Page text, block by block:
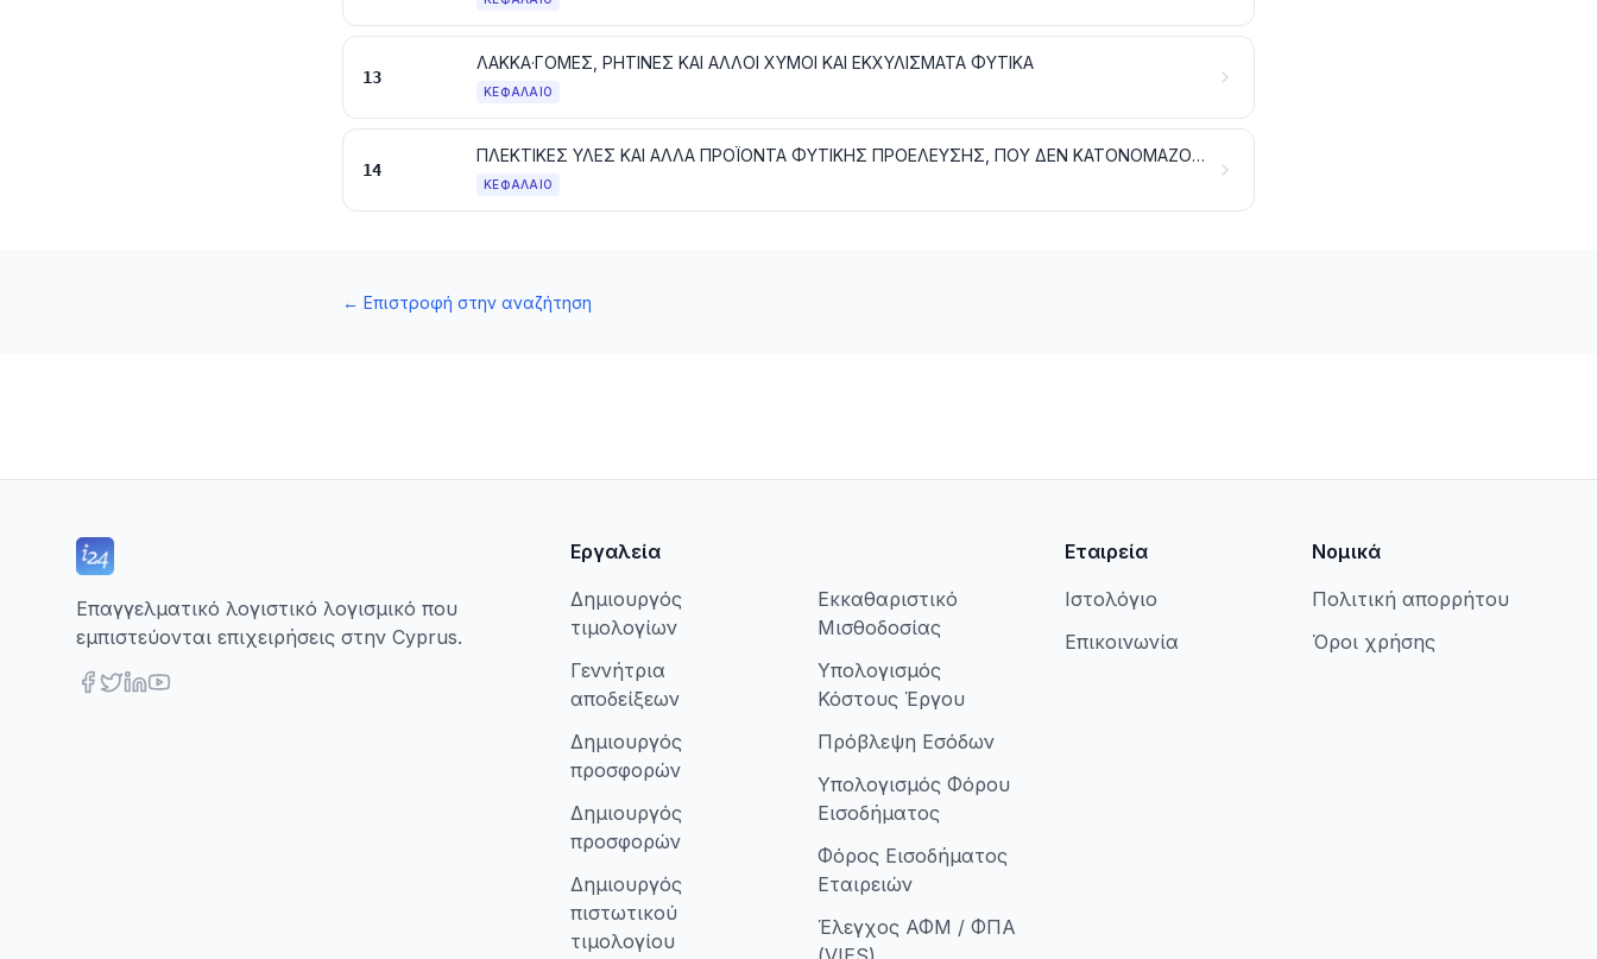
13
ΛΑΚΚΑ·ΓΟΜΕΣ, ΡΗΤΙΝΕΣ ΚΑΙ ΑΛΛΟΙ ΧΥΜΟΙ ΚΑΙ ΕΚΧΥΛΙΣΜΑΤΑ ΦΥΤΙΚΑ
ΚΕΦΆΛΑΙΟ
14
ΠΛΕΚΤΙΚΕΣ ΥΛΕΣ ΚΑΙ ΑΛΛΑ ΠΡΟΪΟΝΤΑ ΦΥΤΙΚΗΣ ΠΡΟΕΛΕΥΣΗΣ, ΠΟΥ ΔΕΝ ΚΑΤΟΝΟΜΑΖΟΝΤΑΙ ΟΥΤΕ ΠΕΡΙΛΑΜΒΑΝΟΝΤΑΙ ΑΛΛΟΥ
ΚΕΦΆΛΑΙΟ
← Επιστροφή στην αναζήτηση
Επαγγελματικό λογιστικό λογισμικό που
εμπιστεύονται επιχειρήσεις στην Cyprus.
Εργαλεία
Δημιουργός
τιμολογίων
Γεννήτρια
αποδείξεων
Δημιουργός
προσφορών
Δημιουργός
προσφορών
Δημιουργός
πιστωτικού
τιμολογίου
Εκκαθαριστικό
Μισθοδοσίας
Υπολογισμός
Κόστους Έργου
Πρόβλεψη Εσόδων
Υπολογισμός Φόρου
Εισοδήματος
Φόρος Εισοδήματος
Εταιρειών
Έλεγχος ΑΦΜ / ΦΠΑ
Εταιρεία
Ιστολόγιο
Επικοινωνία
Νομικά
Πολιτική απορρήτου
Όροι χρήσης